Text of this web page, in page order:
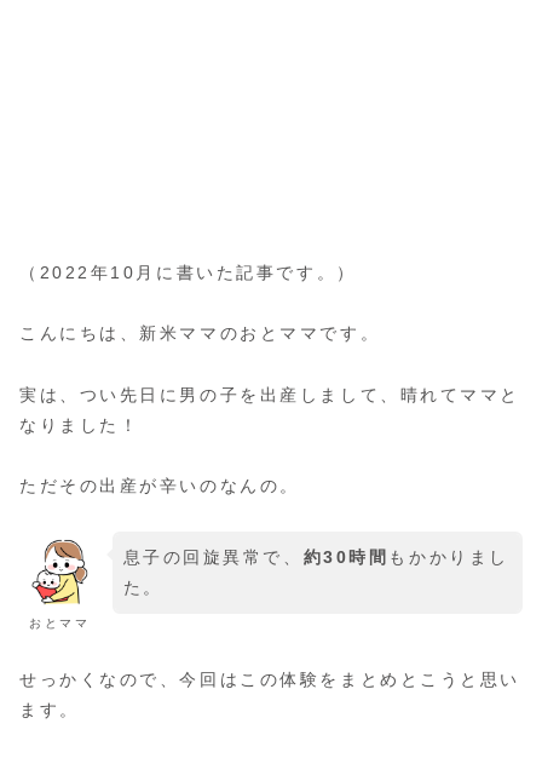
（2022年10月に書いた記事です。）
こんにちは、新米ママのおとママです。
実は、つい先日に男の子を出産しまして、晴れてママと
なりました！
ただその出産が辛いのなんの。
おとママ
息子の回旋異常で、 約30時間 もかかりまし
た。
せっかくなので、今回はこの体験をまとめとこうと思い
ます。